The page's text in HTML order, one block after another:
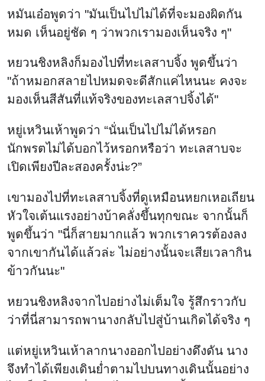
หมันเอ๋อพูดว่า "มันเป็นไปไม่ได้ที่จะมองผิดกัน
หมด เห็นอยู่ชัด ๆ ว่าพวกเรามองเห็นจริง ๆ"